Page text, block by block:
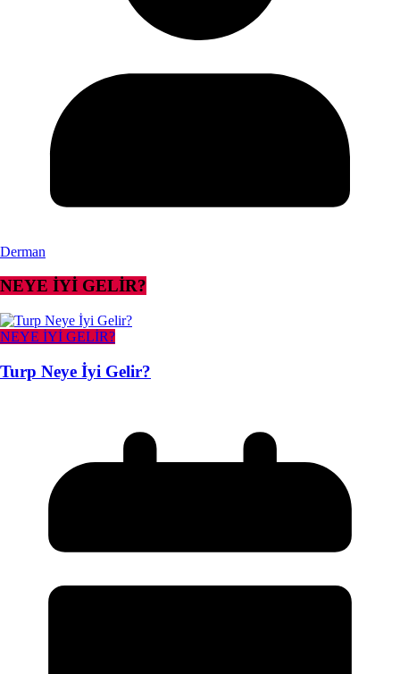
Derman
NEYE İYİ GELİR?
NEYE İYİ GELİR?
Turp Neye İyi Gelir?